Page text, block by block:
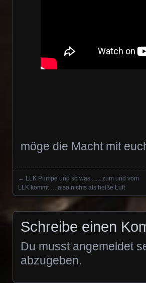
möge die Macht mit
Posts navigation
← LLK Pumpe und so was ….. zum und vom
LLK kommt ….also nichts als heiße Luft
Schreibe einen
Du musst angemeldet
abzugeben.